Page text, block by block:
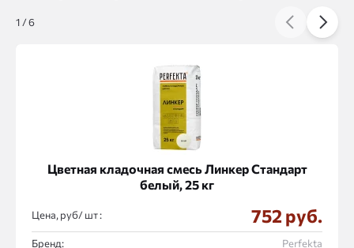
Цветная кладочная смесь Линкер Стандарт
белый, 25 кг
Цена, руб/ : 752 руб.
Бренд: Perfekta
1 /6